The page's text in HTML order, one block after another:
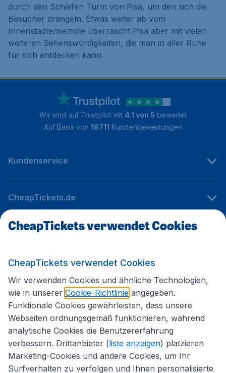
durch den Schiefen Turm von Pisa, um den sich die
Besucher drängeln. Etwas weiter ab vom
Innenstadtensemble überrascht Pisa aber mit vielen
weiteren Sehenswürdigkeiten, die man in aller Ruhe
für sich entdecken kann.
Wir sind auf Trustpilot mit 4.1 von 5 bewertet
Auf Basis von 16711 Kundenbewertungen
Kundenservice
CheapTickets.de
Internationale Webseiten
Folgen Sie uns:
CheapTickets verwendet Cookies
CheapTickets verwendet Cookies
Wir verwenden Cookies und ähnliche Technologien,
wie in unserer Cookie-Richtlinie angegeben.
Funktionale Cookies gewährleisten, dass unsere
Webseiten ordnungsgemäß funktionieren, während
analytische Cookies die Benutzererfahrung
verbessern. Drittanbieter (liste anzeigen) platzieren
Marketing-Cookies und andere Cookies, um Ihr
Surfverhalten zu verfolgen und Ihnen personalisierte